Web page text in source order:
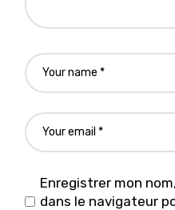
Enregistrer mon
dans le navigateur